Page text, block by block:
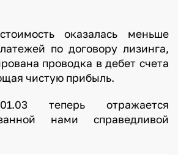
оказалась меньше
по договору лизинга,
проводка в дебет счета
чистую прибыль.
теперь отражается
нами справедливой